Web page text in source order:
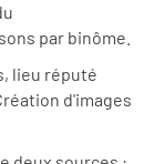
par binôme.
lieu réputé
d'images